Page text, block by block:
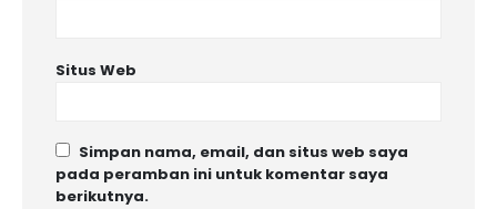
Situs Web
Simpan nama, email, dan situs web saya
pada peramban ini untuk komentar saya
berikutnya.